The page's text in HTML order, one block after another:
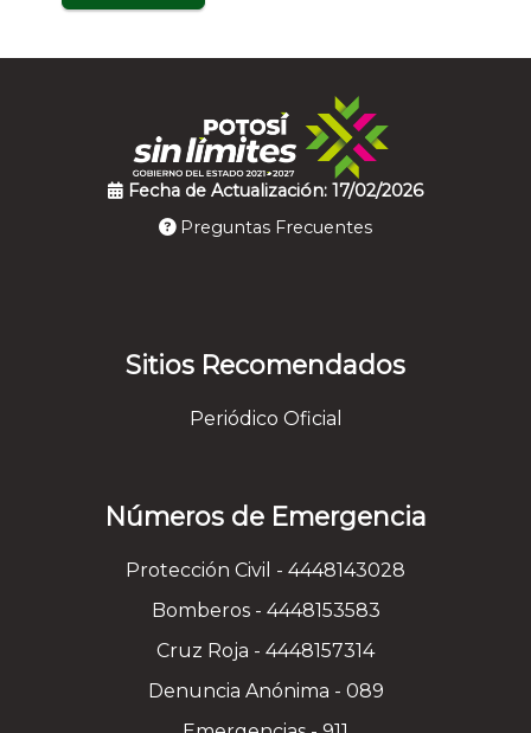
Fecha de Actualización: 17/02/2026
Preguntas Frecuentes
Sitios Recomendados
Periódico Oficial
Números de Emergencia
Protección Civil - 4448143028
Bomberos - 4448153583
Cruz Roja - 4448157314
Denuncia Anónima - 089